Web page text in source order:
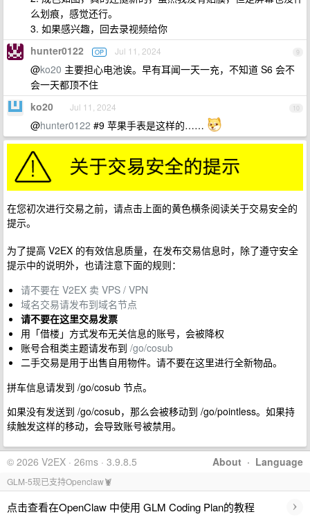
么划痕，感觉还行。
3. 如果感兴趣，回去录视频给你
9
hunter0122 OP Jul 11, 2024
@ko20 主要担心电池诶。早有耳闻一天一充，不知道 S6 会不
会一天都顶不住
10
ko20 Jul 11, 2024
@hunter0122 #9 苹果手表是这样的……
在您初次进行交易之前，请点击上面的黄色横条阅读关于交易安全的
提示。
为了提高 V2EX 的有效信息质量，在发布交易信息时，除了遵守安全
提示中的说明外，也请注意下面的规则：
请不要在 V2EX 卖 VPS / VPN
域名交易请发布到域名节点
请不要在这里交易发票
用「借楼」方式发布无关信息的账号，会被降权
账号合租类主题请发布到 /go/cosub
二手交易是用于出售自用物件。请不要在这里进行全新物品。
拼车信息请发到 /go/cosub 节点。
如果没有发送到 /go/cosub，那么会被移动到 /go/pointless。如果持
续触发这样的移动，会导致账号被禁用。
About · Language
© 2026 V2EX · 26ms · 3.9.8.5
GLM-5现已支持Openclaw🦞
点击查看在OpenClaw 中使用 GLM Coding Plan的教程 ›